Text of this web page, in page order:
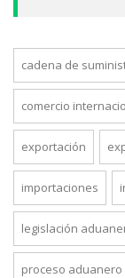
cadena de
comercio
exportación
importaciones
legislación
proceso aduanero